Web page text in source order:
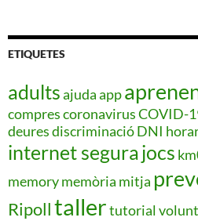
ETIQUETES
adultsajudaapp
comprescoronavirusCOVID-
deuresdiscriminacióDNI
internet segurajocs
memorymemòria mitja
Ripolltallertutorial